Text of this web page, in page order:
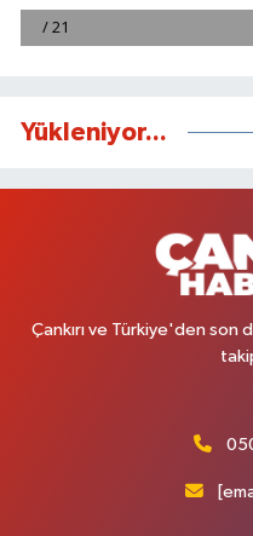
Yükleniyor...
Çankırı ve Türkiye'den son